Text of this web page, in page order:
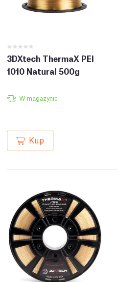
3DXtech ThermaX PEI
1010 Natural 500g
W magazynie
Kup